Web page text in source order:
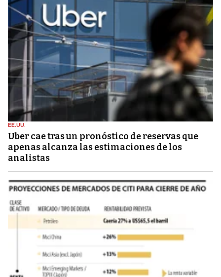
EE.UU.
Uber cae tras un pronóstico de reservas que
apenas alcanza las estimaciones de los
analistas